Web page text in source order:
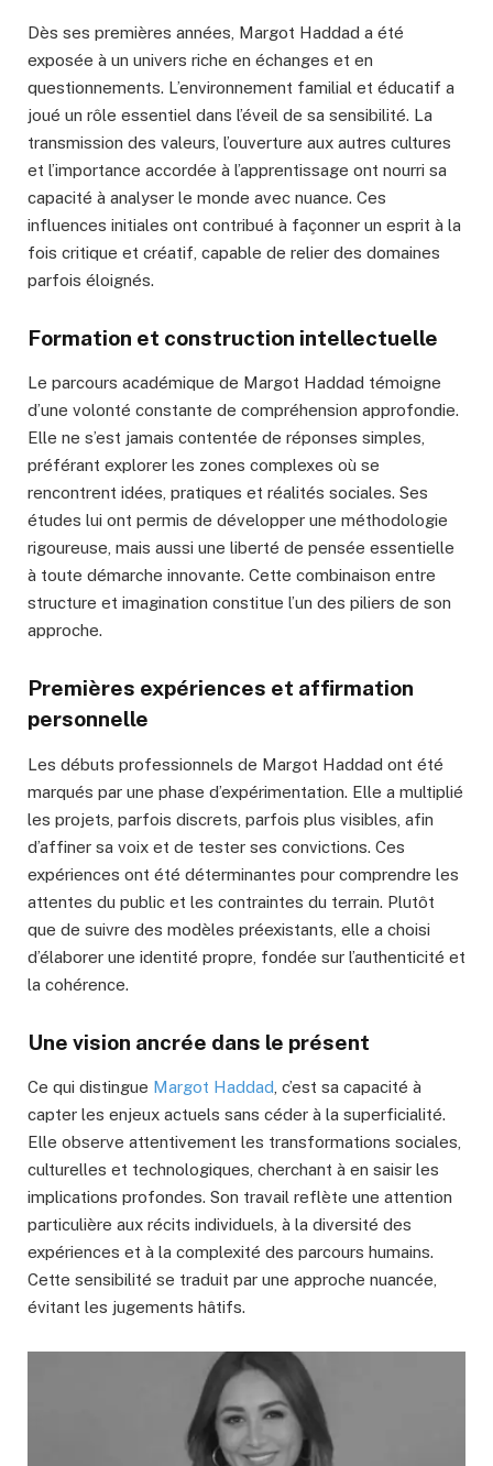
Dès ses premières années, Margot Haddad a été
exposée à un univers riche en échanges et en
questionnements. L’environnement familial et éducatif a
joué un rôle essentiel dans l’éveil de sa sensibilité. La
transmission des valeurs, l’ouverture aux autres cultures
et l’importance accordée à l’apprentissage ont nourri sa
capacité à analyser le monde avec nuance. Ces
influences initiales ont contribué à façonner un esprit à la
fois critique et créatif, capable de relier des domaines
parfois éloignés.
Formation et construction intellectuelle
Le parcours académique de Margot Haddad témoigne
d’une volonté constante de compréhension approfondie.
Elle ne s’est jamais contentée de réponses simples,
préférant explorer les zones complexes où se
rencontrent idées, pratiques et réalités sociales. Ses
études lui ont permis de développer une méthodologie
rigoureuse, mais aussi une liberté de pensée essentielle
à toute démarche innovante. Cette combinaison entre
structure et imagination constitue l’un des piliers de son
approche.
Premières expériences et affirmation
personnelle
Les débuts professionnels de Margot Haddad ont été
marqués par une phase d’expérimentation. Elle a multiplié
les projets, parfois discrets, parfois plus visibles, afin
d’affiner sa voix et de tester ses convictions. Ces
expériences ont été déterminantes pour comprendre les
attentes du public et les contraintes du terrain. Plutôt
que de suivre des modèles préexistants, elle a choisi
d’élaborer une identité propre, fondée sur l’authenticité et
la cohérence.
Une vision ancrée dans le présent
Ce qui distingue Margot Haddad , c’est sa capacité à
capter les enjeux actuels sans céder à la superficialité.
Elle observe attentivement les transformations sociales,
culturelles et technologiques, cherchant à en saisir les
implications profondes. Son travail reflète une attention
particulière aux récits individuels, à la diversité des
expériences et à la complexité des parcours humains.
Cette sensibilité se traduit par une approche nuancée,
évitant les jugements hâtifs.